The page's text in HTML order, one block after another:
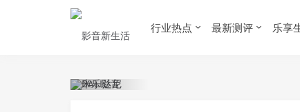
行业热点 最新测评 乐享